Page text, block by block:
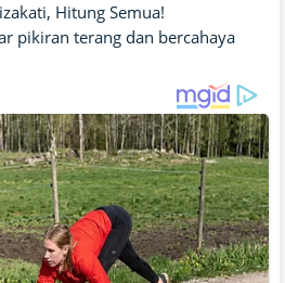
Hitung Semua!
pikiran terang dan bercahaya